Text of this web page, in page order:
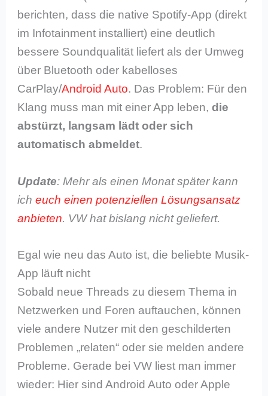
berichten, dass die native Spotify-App (direkt
im Infotainment installiert) eine deutlich
bessere Soundqualität liefert als der Umweg
über Bluetooth oder kabelloses
CarPlay/Android Auto. Das Problem: Für den
Klang muss man mit einer App leben,die
abstürzt, langsam lädt oder sich
automatisch abmeldet.
Update: Mehr als einen Monat später kann
icheuch einen potenziellen Lösungsansatz
anbieten. VW hat bislang nicht geliefert.
Egal wie neu das Auto ist, die beliebte Musik-
App läuft nicht
Sobald neue Threads zu diesem Thema in
Netzwerken und Foren auftauchen, können
viele andere Nutzer mit den geschilderten
Problemen „relaten“ oder sie melden andere
Probleme. Gerade bei VW liest man immer
wieder: Hier sind Android Auto oder Apple